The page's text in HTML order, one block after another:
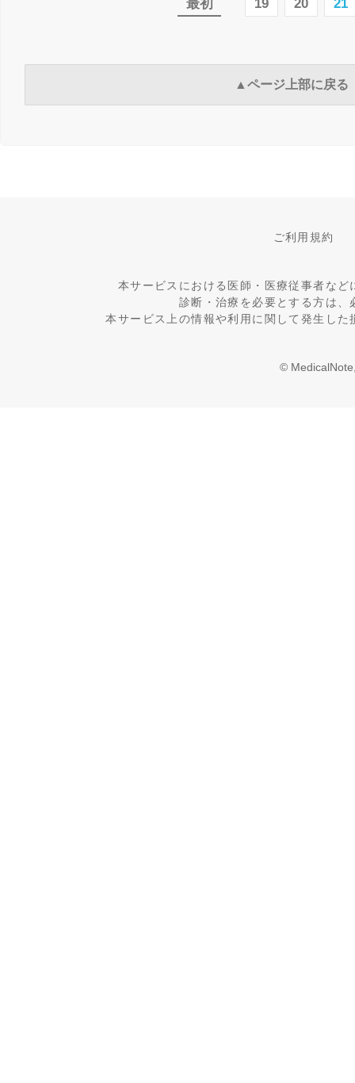
最初 19 20 21
▲ページ上部に戻る
ご利用規約
本サービスにおける医師・医療従事者な
診断・治療を必要とする方は
本サービス上の情報や利用に関して発生し
©